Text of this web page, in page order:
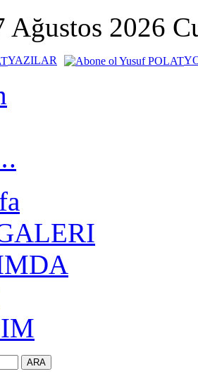
Ağustos 2026
YAZILAR